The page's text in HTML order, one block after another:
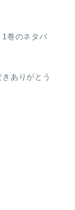
1巻のネタバ
ありがとう